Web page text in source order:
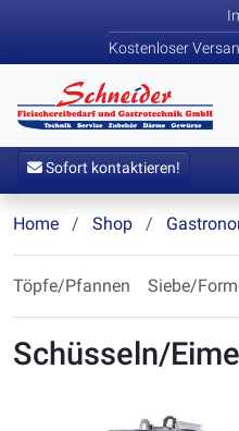
Kostenloser
Sofort kontaktieren!
Home Shop
Töpfe/Pfannen Siebe/
Schüsseln/